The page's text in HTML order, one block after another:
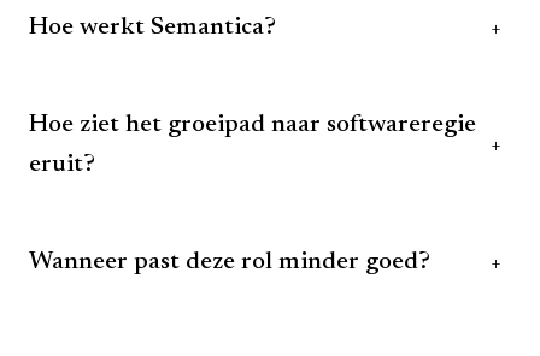
Hoe werkt Semantica? +
Hoe ziet het groeipad naar softwareregie
eruit?
+
Wanneer past deze rol minder goed? +